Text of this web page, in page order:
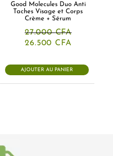
Good Molecules Duo Anti
Taches Visage et Corps
Crème + Sérum
27.000CFA
Le
était :
27.000 CFA.
26.500 CFA
est :
26.500
AJOUTER AU PANIER